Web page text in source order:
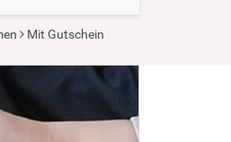
Mit Gutschein